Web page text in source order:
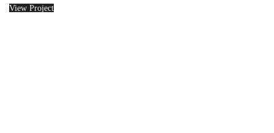
View Project